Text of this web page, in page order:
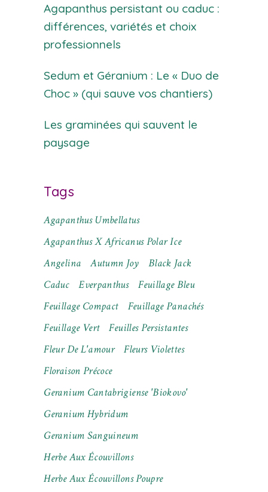
Agapanthus persistant ou caduc :
différences, variétés et choix
professionnels
Sedum et Géranium : Le « Duo de
Choc » (qui sauve vos chantiers)
Les graminées qui sauvent le
paysage
Tags
Agapanthus Umbellatus
Agapanthus X Africanus Polar Ice
Angelina
Autumn Joy
Black Jack
Caduc
Everpanthus
Feuillage Bleu
Feuillage Compact
Feuillage Panachés
Feuillage Vert
Feuilles Persistantes
Fleur De L'amour
Fleurs Violettes
Floraison Précoce
Geranium Cantabrigiense 'Biokovo'
Geranium Hybridum
Geranium Sanguineum
Herbe Aux Écouvillons
Herbe Aux Écouvillons Poupre